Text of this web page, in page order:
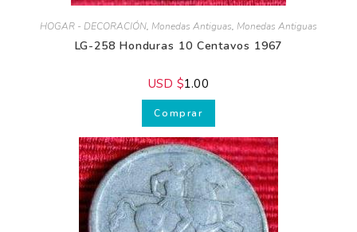
HOGAR - DECORACIÓN,Monedas Antiguas,Monedas Antiguas
USD $1.00
salud y belleza de tu
piel